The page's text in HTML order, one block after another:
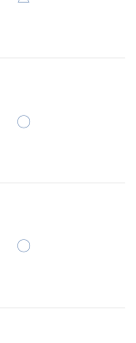
〇
〇